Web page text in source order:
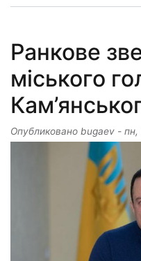
Ранкове
міського
Опубликовано bugaev - пн,